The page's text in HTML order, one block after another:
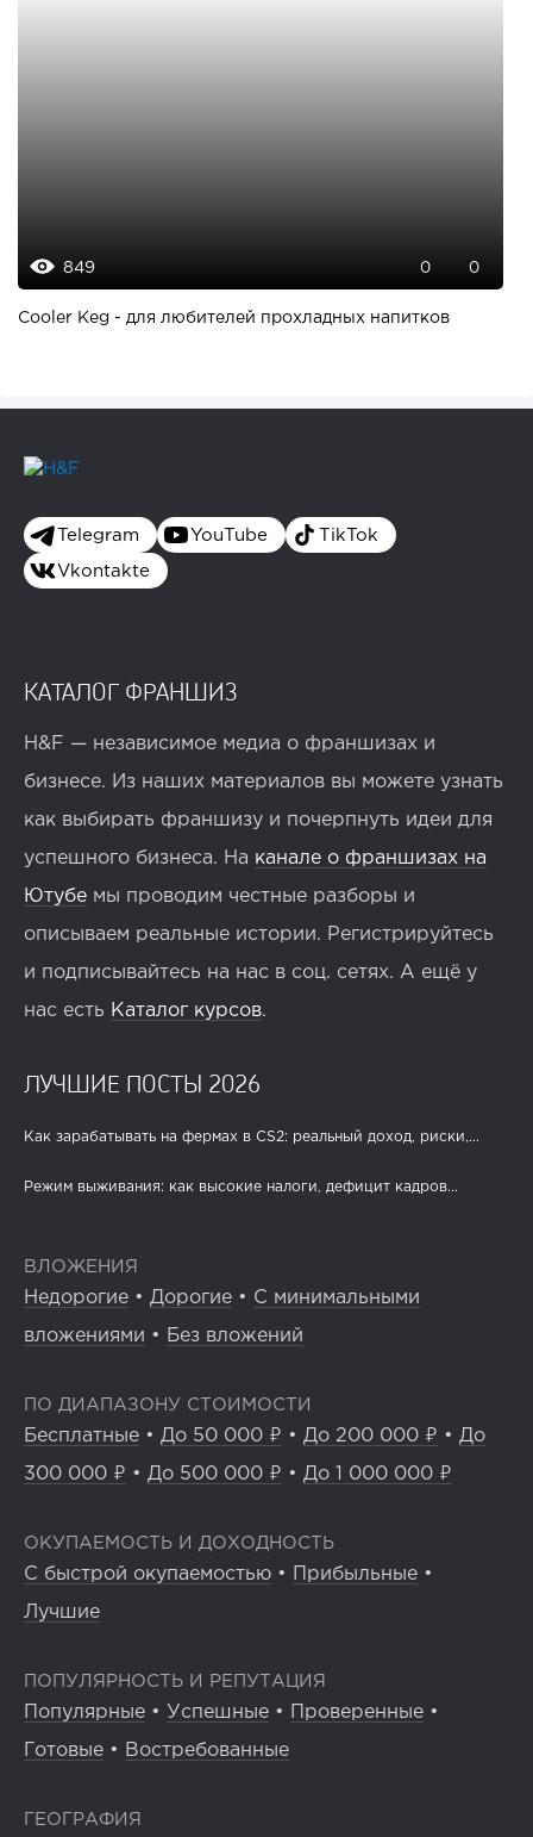
849 0 0
Cooler Keg - для любителей прохладных напитков
Telegram YouTube TikTok
Vkontakte
КАТАЛОГ ФРАНШИЗ
H&F — независимое медиа о франшизах и
бизнесе. Из наших материалов вы можете узнать
как выбирать франшизу и почерпнуть идеи для
успешного бизнеса. На канале о франшизах на
Ютубе мы проводим честные разборы и
описываем реальные истории. Регистрируйтесь
и подписывайтесь на нас в соц. сетях. А ещё у
нас есть Каталог курсов.
ЛУЧШИЕ ПОСТЫ 2026
Как зарабатывать на фермах в CS2: реальный доход, риски,...
Режим выживания: как высокие налоги, дефицит кадров...
ВЛОЖЕНИЯ
Недорогие • Дорогие • С минимальными
вложениями • Без вложений
ПО ДИАПАЗОНУ СТОИМОСТИ
Бесплатные • До 50 000 ₽ • До 200 000 ₽ • До
300 000 ₽ • До 500 000 ₽ • До 1 000 000 ₽
ОКУПАЕМОСТЬ И ДОХОДНОСТЬ
С быстрой окупаемостью • Прибыльные •
Лучшие
ПОПУЛЯРНОСТЬ И РЕПУТАЦИЯ
Популярные • Успешные • Проверенные •
Готовые • Востребованные
ГЕОГРАФИЯ